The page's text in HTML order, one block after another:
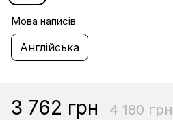
Мова написів
Англійська
3 762 грн 4 180 грн